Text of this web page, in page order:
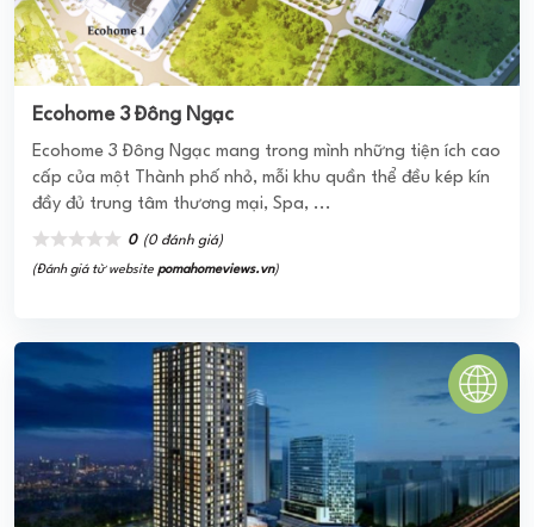
LAKESIDE TOWERS QUẬN 7
Công ty CP Xây dựng Thương mại Đất Phương Nam đã
triển khai xây dựng dự án Lakeside Towers thuộc phân
khúc căn hộ cao cấp có vị trí tọa lạc ...
0 (0 đánh giá)